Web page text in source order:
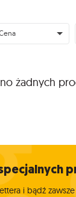
żadnych
i bądź